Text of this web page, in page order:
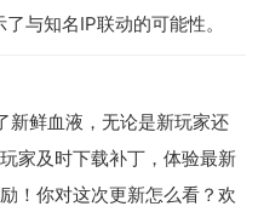
与知名IP联动的可能性。
新鲜血液，无论是新玩家还
家及时下载补丁，体验最新
！你对这次更新怎么看？欢